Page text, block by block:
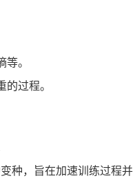
。
过程。
种，旨在加速训练过程并